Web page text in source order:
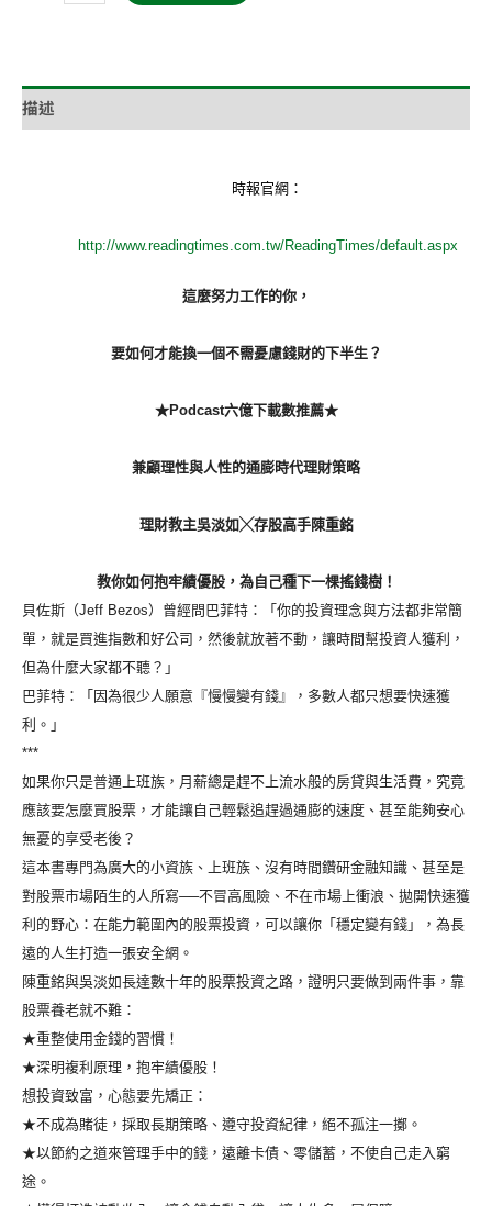
描述
時報官網：
http://www.readingtimes.com.tw/ReadingTimes/default.aspx
這麼努力工作的你，
要如何才能換一個不需憂慮錢財的下半生？
★Podcast六億下載數推薦★
兼顧理性與人性的通膨時代理財策略
理財教主吳淡如╳存股高手陳重銘
教你如何抱牢績優股，為自己種下一棵搖錢樹！
貝佐斯（Jeff Bezos）曾經問巴菲特：「你的投資理念與方法都非常簡
單，就是買進指數和好公司，然後就放著不動，讓時間幫投資人獲利，
但為什麼大家都不聽？」
巴菲特：「因為很少人願意『慢慢變有錢』，多數人都只想要快速獲
利。」
***
如果你只是普通上班族，月薪總是趕不上流水般的房貸與生活費，究竟
應該要怎麼買股票，才能讓自己輕鬆追趕過通膨的速度、甚至能夠安心
無憂的享受老後？
這本書專門為廣大的小資族、上班族、沒有時間鑽研金融知識、甚至是
對股票市場陌生的人所寫──不冒高風險、不在市場上衝浪、拋開快速獲
利的野心：在能力範圍內的股票投資，可以讓你「穩定變有錢」，為長
遠的人生打造一張安全網。
陳重銘與吳淡如長達數十年的股票投資之路，證明只要做到兩件事，靠
股票養老就不難：
★重整使用金錢的習慣！
★深明複利原理，抱牢績優股！
想投資致富，心態要先矯正：
★不成為賭徒，採取長期策略、遵守投資紀律，絕不孤注一擲。
★以節約之道來管理手中的錢，遠離卡債、零儲蓄，不使自己走入窮
途。